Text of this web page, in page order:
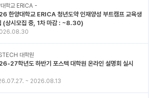
대학교 ERICA -
한양대학교 ERICA 청년도약 인재양성 부트캠프 교육생
(상시모집 중, 1차 마감 : ~8.30)
대학원
27학년도 하반기 포스텍 대학원 온라인 설명회 실시
~ 2026.08.13